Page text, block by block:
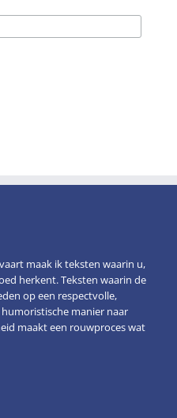
maak ik teksten waarin u,
herkent. Teksten waarin de
op een respectvolle,
manier naar
maakt een rouwproces wat